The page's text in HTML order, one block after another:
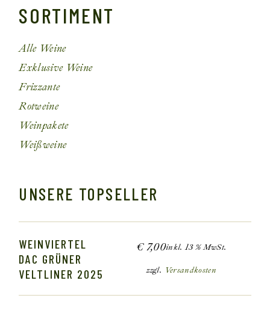
SORTIMENT
Alle Weine
Exklusive Weine
Frizzante
Rotweine
Weinpakete
Weißweine
UNSERE TOPSELLER
WEINVIERTEL
DAC GRÜNER
VELTLINER 2025
€7,00inkl. 13 % MwSt.
zzgl. Versandkosten